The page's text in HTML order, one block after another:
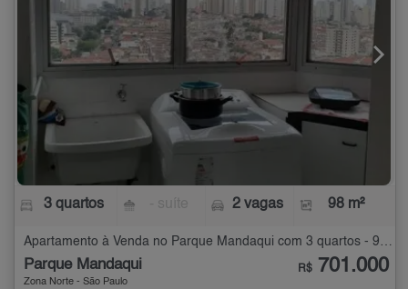
3 quartos 2 vagas 98 m²
Apartamento à Venda no Parque Mandaqui com 3 quartos - 98 m²
Parque Mandaqui
Zona Norte - São Paulo
R$ 701.000